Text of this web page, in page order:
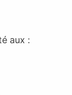
aux :